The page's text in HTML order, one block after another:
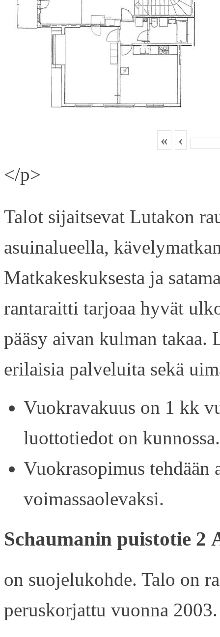
« ‹
</p>
Talot sijaitsevat Lutakon
asuinalueella,
Matkakeskuksesta ja
rantaraitti tarjoaa hyvät
pääsy aivan kulman
erilaisia palveluita sekä
Vuokravakuus on 1 kk
luottotiedot on kunnossa.
Vuokrasopimus tehdään
voimassaolevaksi.
Schaumanin puistotie 2
on suojelukohde. Talo on
peruskorjattu vuonna 2003.